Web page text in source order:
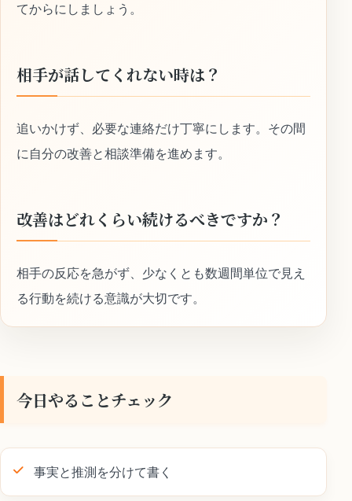
てからにしましょう。
相手が話してくれない時は？
追いかけず、必要な連絡だけ丁寧にします。その間
に自分の改善と相談準備を進めます。
改善はどれくらい続けるべきですか？
相手の反応を急がず、少なくとも数週間単位で見え
る行動を続ける意識が大切です。
今日やることチェック
事実と推測を分けて書く